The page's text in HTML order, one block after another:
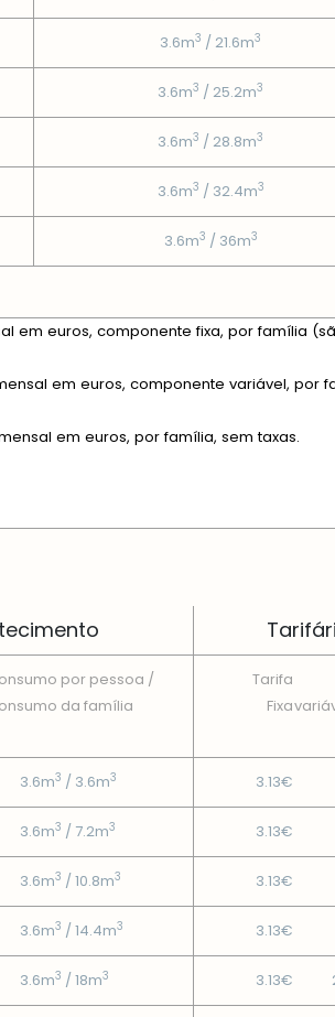
3.6m3 / 21.6m3
3.6m3 / 25.2m3
3.6m3 / 28.8m3
3.6m3 / 32.4m3
3.6m3 / 36m3
em euros, componente fixa, por família
em euros, componente variável,
em euros, por família, sem taxas.
por pessoa /
da famí­lia
Tarifa
Fixa
3.6m3 / 3.6m3 3.13€
3.6m3 / 7.2m3 3.13€
3.6m3 / 10.8m3 3.13€
3.6m3 / 14.4m3 3.13€
3.6m3 / 18m3 3.13€